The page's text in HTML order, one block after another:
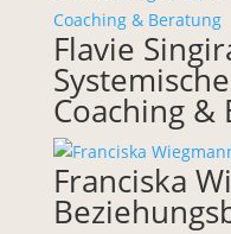
Flavie
Coaching &
Franciska